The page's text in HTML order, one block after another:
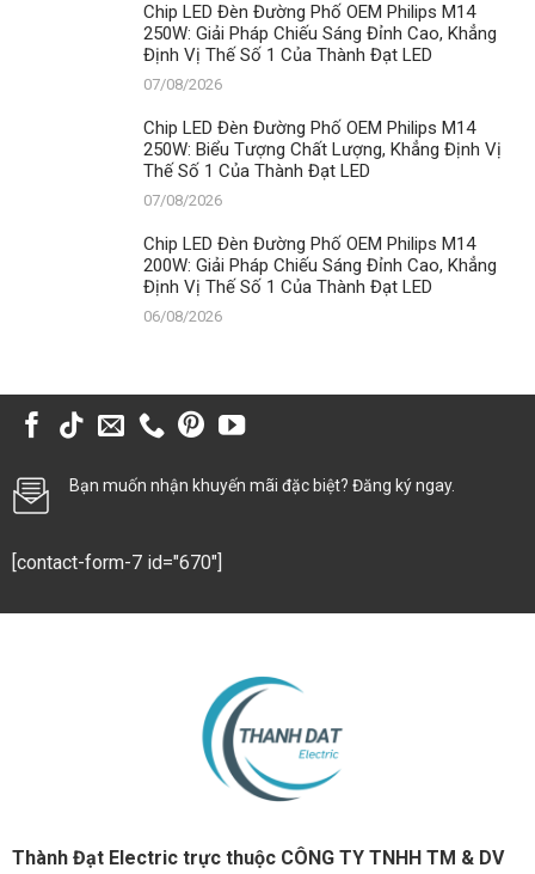
Chip LED Đèn Đường Phố OEM Philips M14
250W: Giải Pháp Chiếu Sáng Đỉnh Cao, Khẳng
Định Vị Thế Số 1 Của Thành Đạt LED
07/08/2026
Chip LED Đèn Đường Phố OEM Philips M14
250W: Biểu Tượng Chất Lượng, Khẳng Định Vị
Thế Số 1 Của Thành Đạt LED
07/08/2026
Chip LED Đèn Đường Phố OEM Philips M14
200W: Giải Pháp Chiếu Sáng Đỉnh Cao, Khẳng
Định Vị Thế Số 1 Của Thành Đạt LED
06/08/2026
Bạn muốn nhận khuyến mãi đặc biệt? Đăng ký ngay.
[contact-form-7 id="670"]
Thành Đạt Electric trực thuộc CÔNG TY TNHH TM & DV